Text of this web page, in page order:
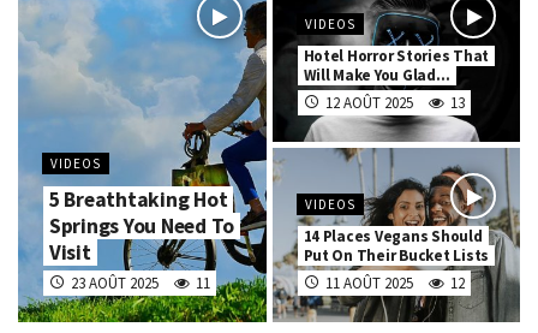
VIDEOS
5 Breathtaking Hot
Springs You Need To
Visit
23 AOÛT 2025 11
VIDEOS
Hotel Horror Stories That
Will Make You Glad…
12 AOÛT 2025
13
VIDEOS
14 Places Vegans Should
Put On Their Bucket Lists
11 AOÛT 2025
12